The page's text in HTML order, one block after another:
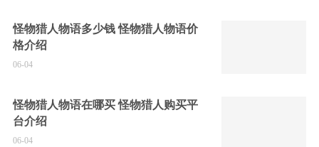
怪物猎人物语多少钱 怪物猎人物语价
格介绍
06-04
怪物猎人物语在哪买 怪物猎人购买平
台介绍
06-04